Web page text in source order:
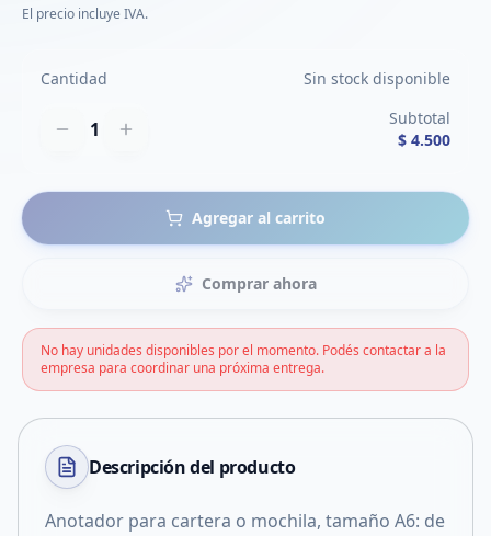
El precio incluye IVA.
Cantidad Sin stock disponible
1
Subtotal
$ 4.500
Agregar al carrito
Comprar ahora
No hay unidades disponibles por el momento. Podés contactar a la
empresa para coordinar una próxima entrega.
Descripción del producto
Anotador para cartera o mochila, tamaño A6: de